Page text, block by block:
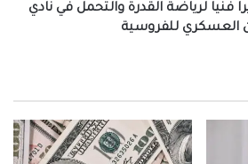
فنيا لرياضة القدرة والتحمل في نادي
العسكري للفروسية